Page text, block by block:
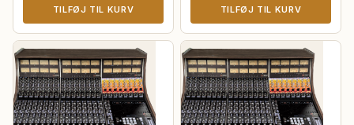
TILFØJ TIL KURV TILFØJ TIL KURV